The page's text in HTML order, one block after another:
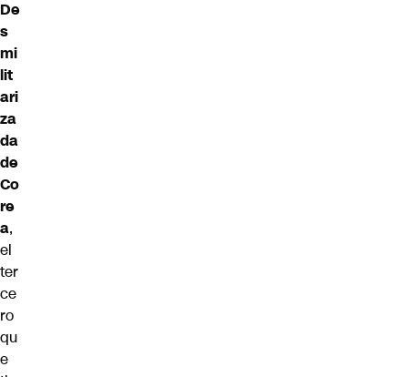
De
s
mi
lit
ari
za
da
de
Co
re
a,
el
ter
ce
ro
qu
e